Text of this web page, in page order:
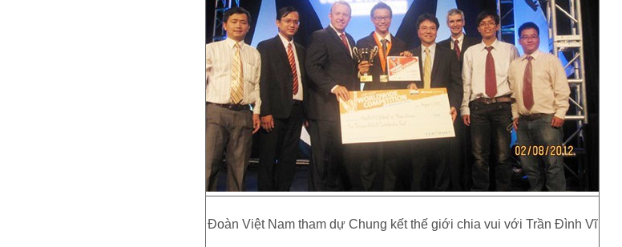
Đoàn Việt Nam tham dự Chung kết thế giới chia vui với Trần Đình Vĩ